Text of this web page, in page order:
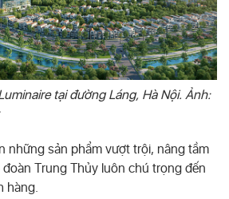
tại đường Láng, Hà Nội. Ảnh:
những sản phẩm vượt trội, nâng tầm
Trung Thủy luôn chú trọng đến
hàng.